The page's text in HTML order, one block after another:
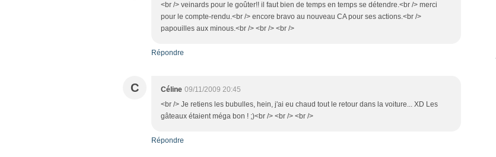
<br /> veinards pour le goûter!! il faut bien de temps en temps se détendre.<br /> merci
pour le compte-rendu.<br /> encore bravo au nouveau CA pour ses actions.<br />
papouilles aux minous.<br /> <br /> <br />
Répondre
C Céline 09/11/2009 20:45
<br /> Je retiens les bubulles, hein, j'ai eu chaud tout le retour dans la voiture... XD Les
gâteaux étaient méga bon ! ;)<br /> <br /> <br />
Répondre